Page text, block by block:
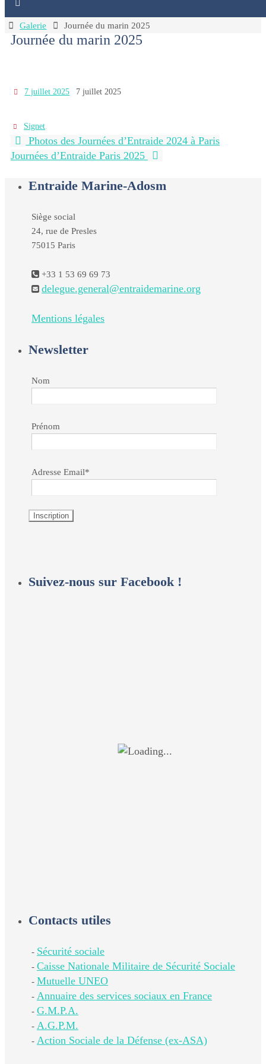
HomeGalerie Journée du marin 2025
Journée du marin 2025
7 juillet 2025 7 juillet 2025
Signet.
Photos des Journées d’Entraide 2024 à Paris
Journées d’Entraide Paris 2025
Entraide Marine-Adosm
Siège social
24, rue de Presles
75015 Paris
+33 1 53 69 69 73
delegue.general@entraidemarine.org
Mentions légales
Newsletter
Nom
Prénom
Adresse Email*
Suivez-nous sur Facebook !
Contacts utiles
- Sécurité sociale
- Caisse Nationale Militaire de Sécurité Sociale
- Mutuelle UNEO
- Annuaire des services sociaux en France
- G.M.P.A.
- A.G.P.M.
- Action Sociale de la Défense (ex-ASA)